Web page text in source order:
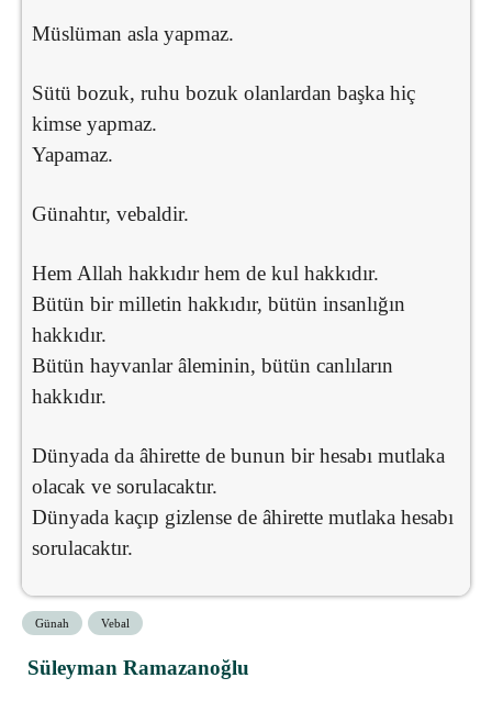
Müslüman asla yapmaz.
Sütü bozuk, ruhu bozuk olanlardan başka hiç
kimse yapmaz.
Yapamaz.
Günahtır, vebaldir.
Hem Allah hakkıdır hem de kul hakkıdır.
Bütün bir milletin hakkıdır, bütün insanlığın
hakkıdır.
Bütün hayvanlar âleminin, bütün canlıların
hakkıdır.
Dünyada da âhirette de bunun bir hesabı mutlaka
olacak ve sorulacaktır.
Dünyada kaçıp gizlense de âhirette mutlaka hesabı
sorulacaktır.
Günah Vebal
Süleyman Ramazanoğlu